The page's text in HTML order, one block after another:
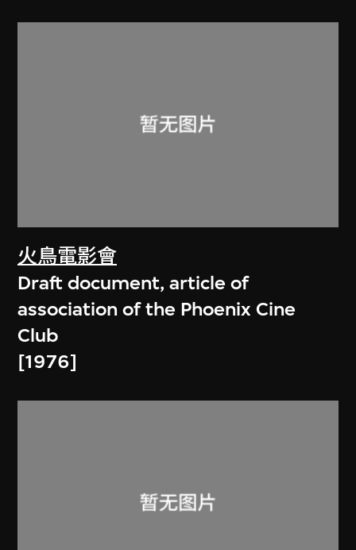
火鳥電影會
Draft document, article of
association of the Phoenix Cine
Club
[1976]